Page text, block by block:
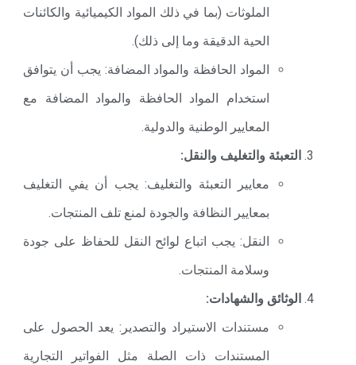
الملوثات (بما في ذلك المواد الكيميائية والكائنات
الحية الدقيقة وما إلى ذلك).
المواد الحافظة والمواد المضافة: يجب أن يتوافق
استخدام المواد الحافظة والمواد المضافة مع
المعايير الوطنية والدولية.
التعبئة والتغليف والنقل:
معايير التعبئة والتغليف: يجب أن يفي التغليف
بمعايير النظافة والجودة لمنع تلف المنتجات.
النقل: يجب اتباع لوائح النقل للحفاظ على جودة
وسلامة المنتجات.
الوثائق والشهادات:
مستندات الاستيراد والتصدير: يعد الحصول على
المستندات ذات الصلة مثل الفواتير التجارية